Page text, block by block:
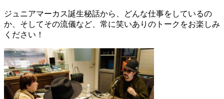
ジュニアマーカス誕生秘話から、どんな仕事をしているの
か、そしてその流儀など、常に笑いありのトークをお楽しみ
ください！